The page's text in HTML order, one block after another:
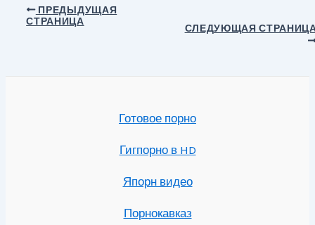
Навигация
ПРЕДЫДУЩАЯ
СТРАНИЦА
СЛЕДУЮЩАЯ
Готовое порно
Гигпорно в HD
Япорн видео
Порнокавказ